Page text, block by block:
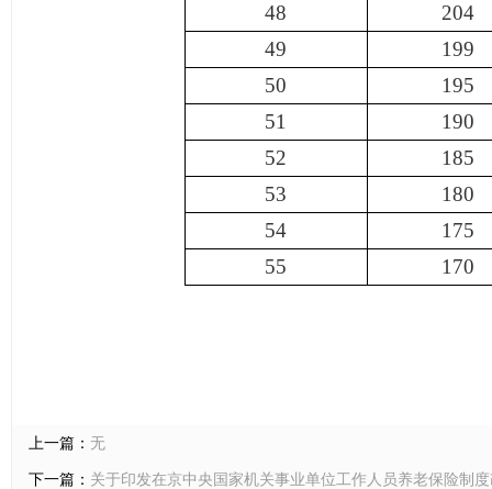
48
204
49
199
50
195
51
190
52
185
53
180
54
175
55
170
上一篇： 无
下一篇： 关于印发在京中央国家机关事业单位工作人员养老保险制